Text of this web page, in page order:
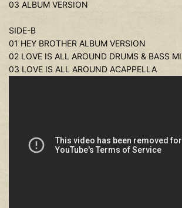
03 ALBUM VERSION
SIDE-B
01 HEY BROTHER ALBUM VERSION
02 LOVE IS ALL AROUND DRUMS & BASS
03 LOVE IS ALL AROUND ACAPPELLA